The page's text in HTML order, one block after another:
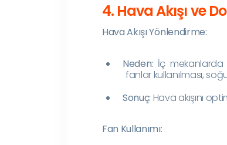
4. Hava Akışı ve
Hava Akışı Yönlendirme:
Neden: İç mekanlarda
fanlar kullanılması,
Sonuç: Hava akışını
Fan Kullanımı: